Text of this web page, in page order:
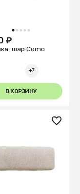
1 2 3 4 5
₽
шар Como
+7
В КОРЗИНУ